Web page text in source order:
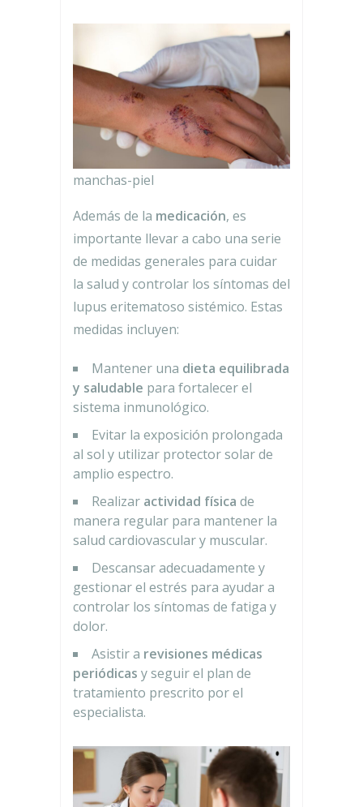
manchas-piel
Además de la medicación, es
importante llevar a cabo una serie
de medidas generales para cuidar
la salud y controlar los síntomas del
lupus eritematoso sistémico. Estas
medidas incluyen:
Mantener una dieta equilibrada
y saludable para fortalecer el
sistema inmunológico.
Evitar la exposición prolongada
al sol y utilizar protector solar de
amplio espectro.
Realizar actividad física de
manera regular para mantener la
salud cardiovascular y muscular.
Descansar adecuadamente y
gestionar el estrés para ayudar a
controlar los síntomas de fatiga y
dolor.
Asistir a revisiones médicas
periódicas y seguir el plan de
tratamiento prescrito por el
especialista.